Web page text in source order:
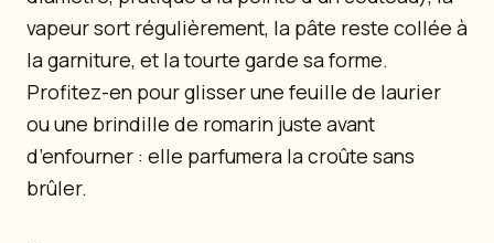
vapeur sort régulièrement, la pâte reste collée à
la garniture, et la tourte garde sa forme.
Profitez-en pour glisser une feuille de laurier
ou une brindille de romarin juste avant
d’enfourner : elle parfumera la croûte sans
brûler.